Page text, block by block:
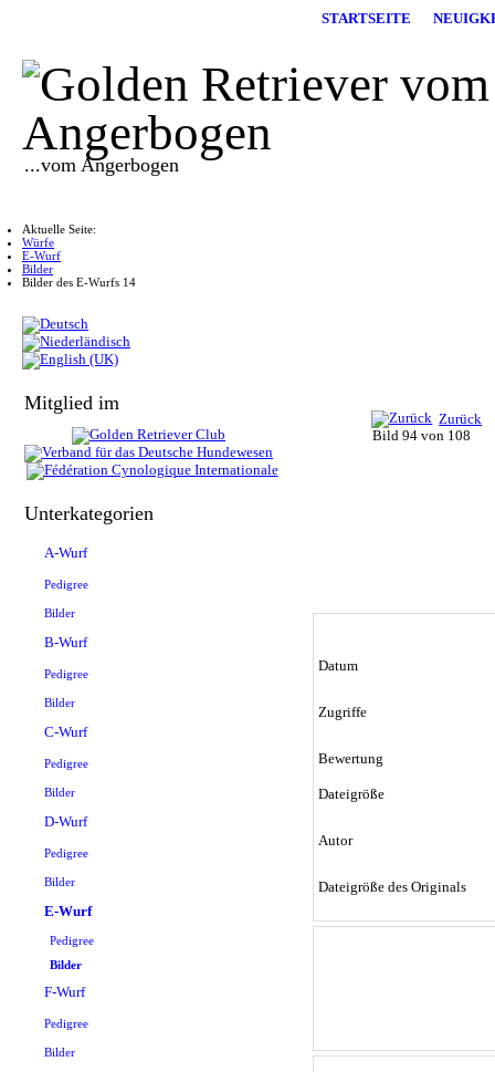
...vom Angerbogen
STARTSEITE
Aktuelle Seite:
Würfe
E-Wurf
Bilder
Bilder des E-Wurfs 14
Mitglied im
Unterkategorien
A-Wurf
Pedigree
Bilder
B-Wurf
Pedigree
Bilder
C-Wurf
Pedigree
Bilder
D-Wurf
Pedigree
Bilder
E-Wurf
Pedigree
Bilder
F-Wurf
Pedigree
Bilder
Zurück
Bild 94 von 108
Datum
Zugriffe
Bewertung
Dateigröße
Autor
Dateigröße des Originals